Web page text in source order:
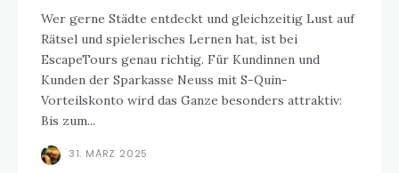
Wer gerne Städte entdeckt und gleichzeitig Lust auf
Rätsel und spielerisches Lernen hat, ist bei
EscapeTours genau richtig. Für Kundinnen und
Kunden der Sparkasse Neuss mit S-Quin-
Vorteilskonto wird das Ganze besonders attraktiv:
Bis zum...
31. MÄRZ 2025